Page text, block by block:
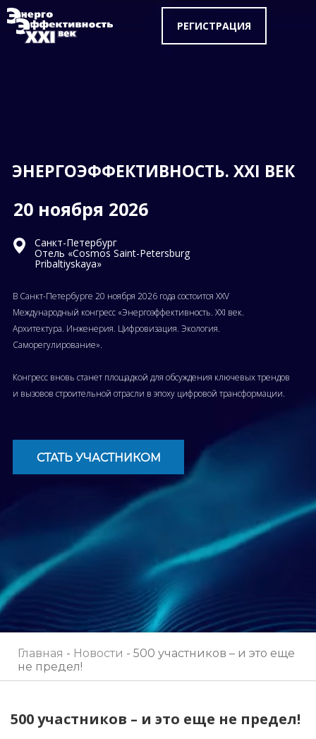
РЕГИСТРАЦИЯ
ЭНЕРГОЭФФЕКТИВНОСТЬ. XXI ВЕК
20 ноября 2026
В Санкт-Петербурге 20 ноября 2026 года состоится XXV
Международный конгресс «Энергоэффективность. XXI век.
Архитектура. Инженерия. Цифровизация. Экология.
Саморегулирование».
Конгресс вновь станет площадкой для обсуждения ключевых трендов
и вызовов строительной отрасли в эпоху цифровой трансформации.
Санкт-Петербург
Отель «Cosmos Saint-Petersburg
Pribaltiyskaya»
СТАТЬ УЧАСТНИКОМ
Главная - Новости - 500 участников – и это еще
не предел!
500 участников – и это еще не предел!